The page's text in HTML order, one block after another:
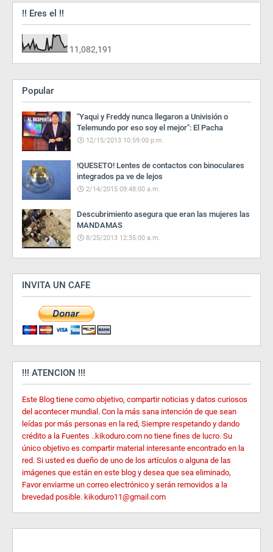
!! Eres el !!
11,082,191
Popular
"Yaqui y Freddy nunca llegaron a Univisión o
Telemundo por eso soy el mejor": El Pacha
12/15/2013 10:59:00 p.m.
!QUESETO! Lentes de contactos con binoculares
integrados pa ve de lejos
2/14/2015 09:48:00 a.m.
Descubrimiento asegura que eran las mujeres las
MANDAMAS
8/25/2013 12:35:00 a.m.
INVITA UN CAFE
!!! ATENCION !!!
Este Blog tiene como objetivo, compartir noticias y datos curiosos
del acontecer mundial. Con la más sana intención de que sean
leídas por más personas en la red, Siempre respetando y dando
crédito a la Fuentes ..kikoduro.com no tiene fines de lucro. Su
único objetivo es compartir material interesante encontrado en la
red. Si usted es dueño de uno de los artículos o alguna de las
imágenes que están en este blog y desea que sea eliminado,
Favor enviarme un correo electrónico y serán removidos a la
brevedad posible. kikoduro11@gmail.com